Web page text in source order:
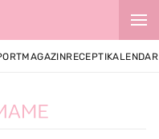
MAGAZINRECEPTIKALENDAR